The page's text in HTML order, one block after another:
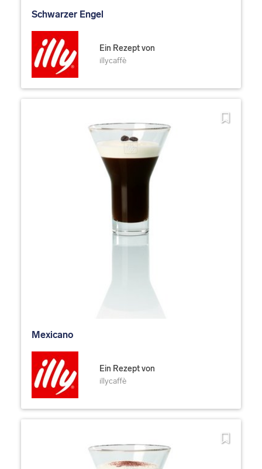
Schwarzer Engel
Ein Rezept von
illycaffè
Mexicano
Ein Rezept von
illycaffè